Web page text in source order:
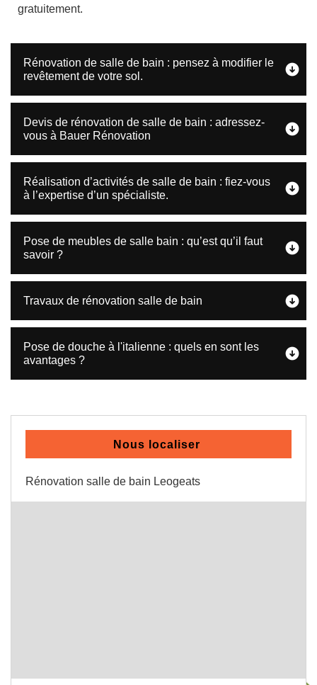
gratuitement.
Rénovation de salle de bain : pensez à modifier le
revêtement de votre sol.
Devis de rénovation de salle de bain : adressez-
vous à Bauer Rénovation
Réalisation d’activités de salle de bain : fiez-vous
à l’expertise d’un spécialiste.
Pose de meubles de salle bain : qu’est qu’il faut
savoir ?
Travaux de rénovation salle de bain
Pose de douche à l'italienne : quels en sont les
avantages ?
Nous localiser
Rénovation salle de bain Leogeats